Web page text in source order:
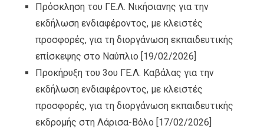
Πρόσκληση του ΓΕ.Λ. Νικήσιανης για την
εκδήλωση ενδιαφέροντος, με κλειστές
προσφορές, για τη διοργάνωση εκπαιδευτικής
επίσκεψης στο Ναύπλιο [19/02/2026]
Προκήρυξη του 3ου ΓΕ.Λ. Καβάλας για την
εκδήλωση ενδιαφέροντος, με κλειστές
προσφορές, για τη διοργάνωση εκπαιδευτικής
εκδρομής στη Λάρισα-Βόλο [17/02/2026]